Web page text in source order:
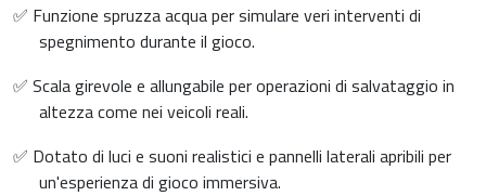
✅ Funzione spruzza acqua per simulare veri interventi di
spegnimento durante il gioco.
✅ Scala girevole e allungabile per operazioni di salvataggio in
altezza come nei veicoli reali.
✅ Dotato di luci e suoni realistici e pannelli laterali apribili per
un'esperienza di gioco immersiva.